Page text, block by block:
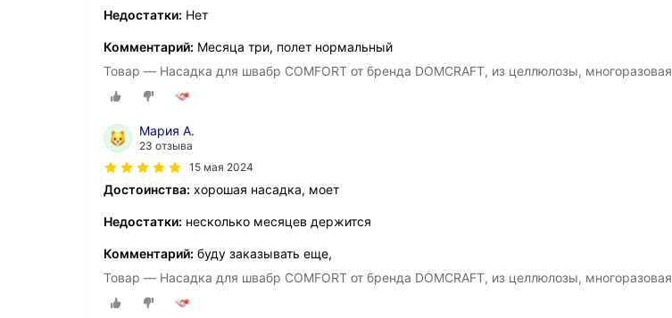
Недостатки: Нет
Комментарий: Месяца три, полет нормальный
Товар — Насадка для швабр COMFORT от бренда DOMCRAFT, из целлюлозы, многоразовая
Мария А.
23 отзыва
15 мая 2024
Достоинства: хорошая насадка, моет
Недостатки: несколько месяцев держится
Комментарий: буду заказывать еще,
Товар — Насадка для швабр COMFORT от бренда DOMCRAFT, из целлюлозы, многоразовая